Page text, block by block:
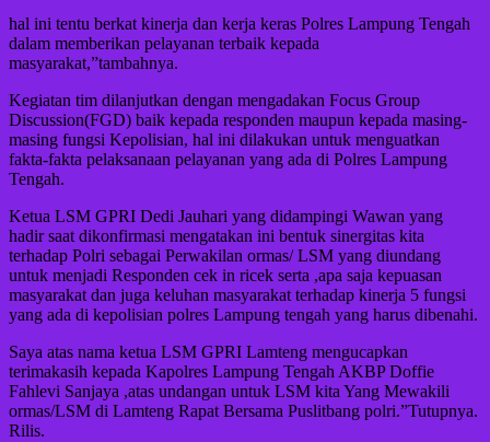
hal ini tentu berkat kinerja dan kerja keras Polres Lampung Tengah
dalam memberikan pelayanan terbaik kepada
masyarakat,”tambahnya.
Kegiatan tim dilanjutkan dengan mengadakan Focus Group
Discussion(FGD) baik kepada responden maupun kepada masing-
masing fungsi Kepolisian, hal ini dilakukan untuk menguatkan
fakta-fakta pelaksanaan pelayanan yang ada di Polres Lampung
Tengah.
Ketua LSM GPRI Dedi Jauhari yang didampingi Wawan yang
hadir saat dikonfirmasi mengatakan ini bentuk sinergitas kita
terhadap Polri sebagai Perwakilan ormas/ LSM yang diundang
untuk menjadi Responden cek in ricek serta ,apa saja kepuasan
masyarakat dan juga keluhan masyarakat terhadap kinerja 5 fungsi
yang ada di kepolisian polres Lampung tengah yang harus dibenahi.
Saya atas nama ketua LSM GPRI Lamteng mengucapkan
terimakasih kepada Kapolres Lampung Tengah AKBP Doffie
Fahlevi Sanjaya ,atas undangan untuk LSM kita Yang Mewakili
ormas/LSM di Lamteng Rapat Bersama Puslitbang polri.”Tutupnya.
Rilis.